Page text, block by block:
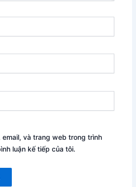
email, và trang web trong trình
luận kế tiếp của tôi.